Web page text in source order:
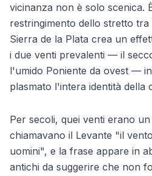
vicinanza non è solo scenica.
restringimento dello stretto
Sierra de la Plata crea un
i due venti prevalenti — il
l'umido Poniente da ovest —
plasmato l'intera identità della
Per secoli, quei venti erano
chiamavano il Levante "il
uomini", e la frase appare in
antichi da suggerire che non